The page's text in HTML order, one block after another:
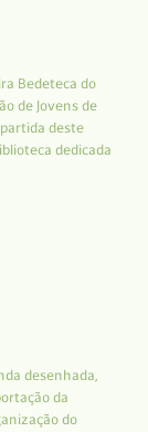
Bedeteca do
de Jovens de
deste
dedicada
desenhada,
da
do